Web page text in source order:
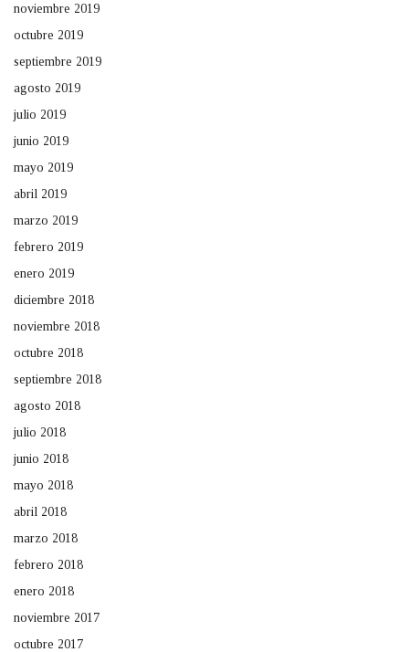
noviembre 2019
octubre 2019
septiembre 2019
agosto 2019
julio 2019
junio 2019
mayo 2019
abril 2019
marzo 2019
febrero 2019
enero 2019
diciembre 2018
noviembre 2018
octubre 2018
septiembre 2018
agosto 2018
julio 2018
junio 2018
mayo 2018
abril 2018
marzo 2018
febrero 2018
enero 2018
noviembre 2017
octubre 2017